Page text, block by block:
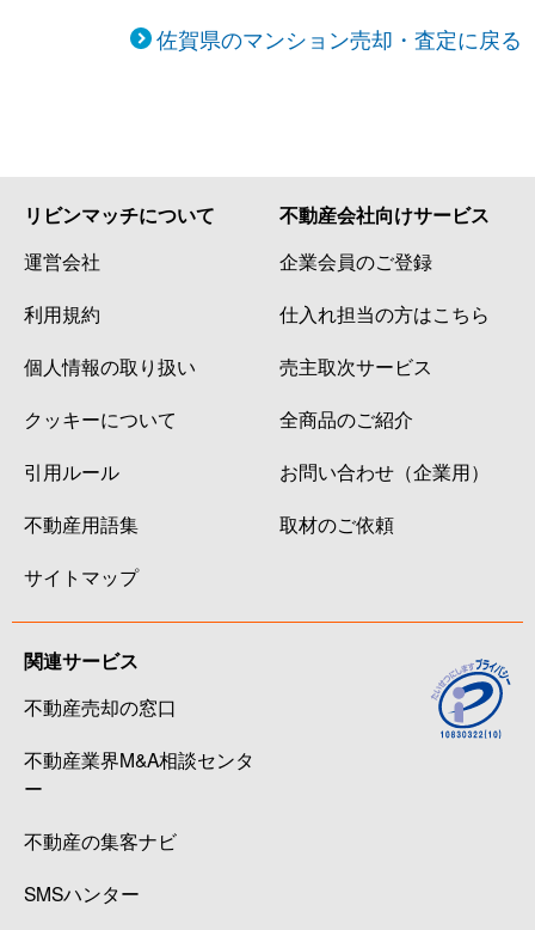
佐賀県のマンション売却・査定に戻る
リビンマッチについて
運営会社
利用規約
個人情報の取り扱い
クッキーについて
引用ルール
不動産用語集
サイトマップ
不動産会社向けサービス
企業会員のご登録
仕入れ担当の方はこちら
売主取次サービス
全商品のご紹介
お問い合わせ（企業用）
取材のご依頼
関連サービス
不動産売却の窓口
不動産業界M&A相談センタ
ー
不動産の集客ナビ
SMSハンター